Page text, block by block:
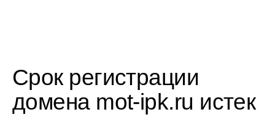
Срок регистрации
домена mot-ipk.ru истек